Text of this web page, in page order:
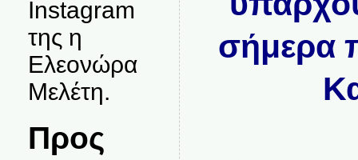
Instagram
της η
Ελεονώρα
Μελέτη.
Προς
σήμερα